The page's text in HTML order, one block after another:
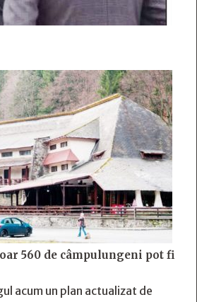
560 de câmpulungeni pot fi
acum un plan actualizat de